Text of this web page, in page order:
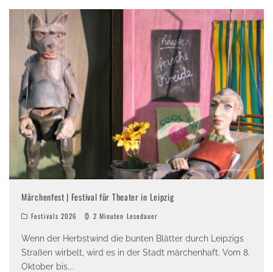
Märchenfest | Festival für Theater in Leipzig
Festivals 2026 2 Minuten Lesedauer
Wenn der Herbstwind die bunten Blätter durch Leipzigs
Straßen wirbelt, wird es in der Stadt märchenhaft. Vom 8.
Oktober bis...